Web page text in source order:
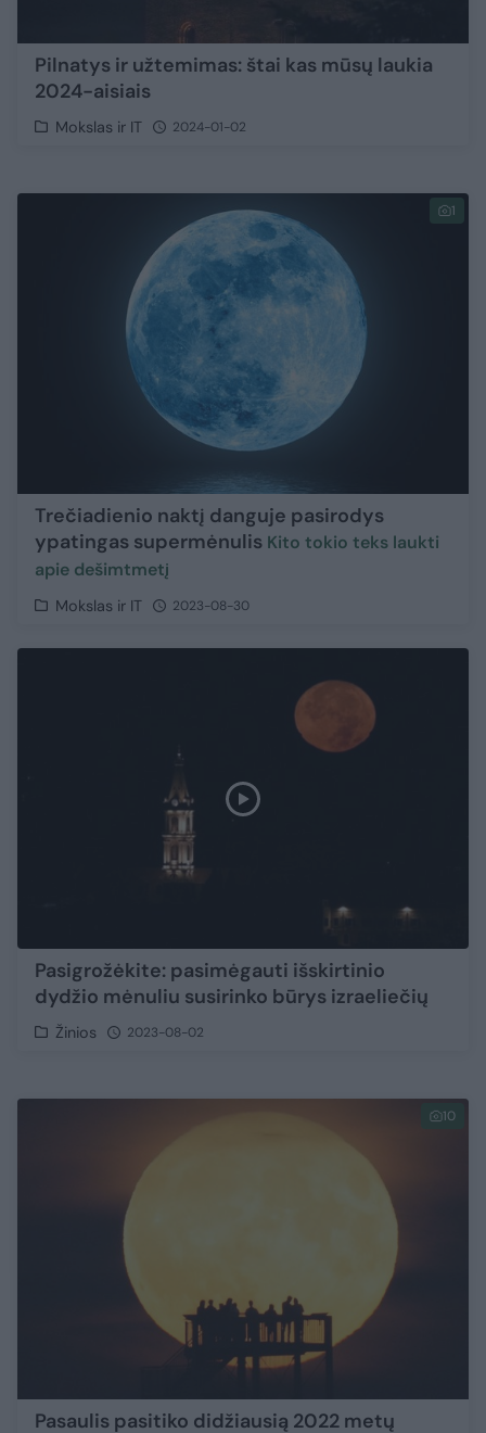
Pilnatys ir užtemimas: štai kas mūsų laukia
2024-aisiais
Mokslas ir IT 2024-01-02
1
Trečiadienio naktį danguje pasirodys
ypatingas supermėnulis ​Kito tokio teks laukti
apie dešimtmetį
Mokslas ir IT 2023-08-30
Pasigrožėkite: pasimėgauti išskirtinio
dydžio mėnuliu susirinko būrys izraeliečių
Žinios 2023-08-02
10
Pasaulis pasitiko didžiausią 2022 metų